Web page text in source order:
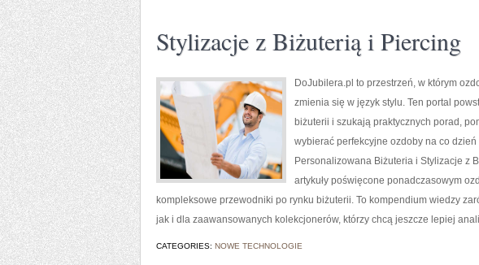
Stylizacje z Biżuterią i Piercing
DoJubilera.pl to przestrzeń, w którym
zmienia się w język stylu. Ten portal
biżuterii i szukają praktycznych porad,
wybierać perfekcyjne ozdoby na co
Personalizowana Biżuteria i Stylizacje z
artykuły poświęcone ponadczasowym
kompleksowe przewodniki po rynku biżuterii. To kompendium wiedzy
jak i dla zaawansowanych kolekcjonerów, którzy chcą jeszcze lepiej
CATEGORIES: NOWE TECHNOLOGIE